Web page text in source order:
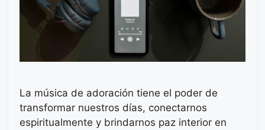
La música de adoración tiene el poder de
transformar nuestros días, conectarnos
espiritualmente y brindarnos paz interior en